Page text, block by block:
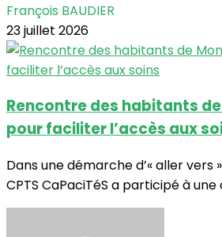
François BAUDIER
23 juillet 2026
Rencontre des habitants
pour faciliter l’accès aux
Dans une démarche d’« aller vers
CPTS CaPaciTéS a participé à une